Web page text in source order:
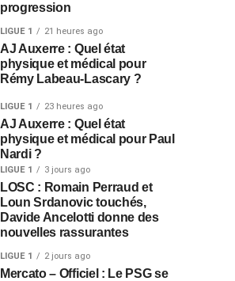
progression
LIGUE 1 21 heures ago
AJ Auxerre : Quel état
physique et médical pour
Rémy Labeau-Lascary ?
LIGUE 1 23 heures ago
AJ Auxerre : Quel état
physique et médical pour Paul
Nardi ?
LIGUE 1 3 jours ago
LOSC : Romain Perraud et
Loun Srdanovic touchés,
Davide Ancelotti donne des
nouvelles rassurantes
LIGUE 1 2 jours ago
Mercato – Officiel : Le PSG se